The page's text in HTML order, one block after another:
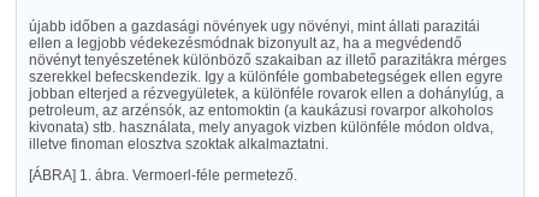
újabb időben a gazdasági növények ugy növényi, mint állati parazitái
ellen a legjobb védekezésmódnak bizonyult az, ha a megvédendő
növényt tenyészetének különböző szakaiban az illető parazitákra mérges
szerekkel befecskendezik. Igy a különféle gombabetegségek ellen egyre
jobban elterjed a rézvegyületek, a különféle rovarok ellen a dohánylúg, a
petroleum, az arzénsók, az entomoktin (a kaukázusi rovarpor alkoholos
kivonata) stb. használata, mely anyagok vizben különféle módon oldva,
illetve finoman elosztva szoktak alkalmaztatni.
[ÁBRA] 1. ábra. Vermoerl-féle permetező.